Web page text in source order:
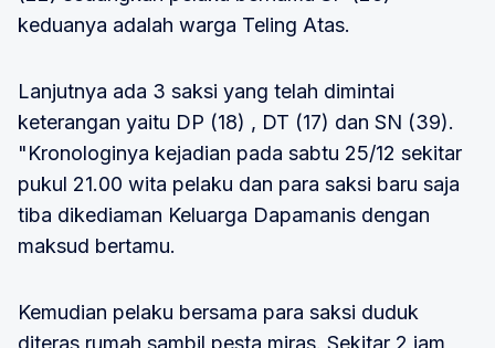
keduanya adalah warga Teling Atas.
Lanjutnya ada 3 saksi yang telah dimintai
keterangan yaitu DP (18) , DT (17) dan SN (39).
"Kronologinya kejadian pada sabtu 25/12 sekitar
pukul 21.00 wita pelaku dan para saksi baru saja
tiba dikediaman Keluarga Dapamanis dengan
maksud bertamu.
Kemudian pelaku bersama para saksi duduk
diteras rumah sambil pesta miras. Sekitar 2 jam